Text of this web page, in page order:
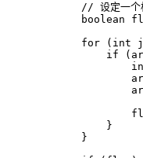
// 设定一个
boolean
for (int
if
                }
            }